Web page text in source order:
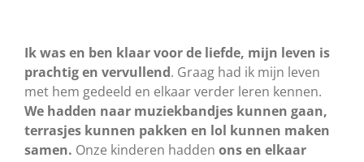
Ik was en ben klaar voor de liefde, mijn leven is
prachtig en vervullend. Graag had ik mijn leven
met hem gedeeld en elkaar verder leren kennen.
We hadden naar muziekbandjes kunnen gaan,
terrasjes kunnen pakken en lol kunnen maken
samen. Onze kinderen hadden ons en elkaar